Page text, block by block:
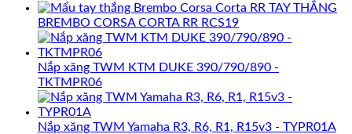
TAY THẮNG
BREMBO CORSA CORTA RR RCS19
Nắp xăng TWM KTM DUKE 390/790/890 -
TKTMPR06
Nắp xăng TWM Yamaha R3, R6, R1, R15v3 - TYPR01A